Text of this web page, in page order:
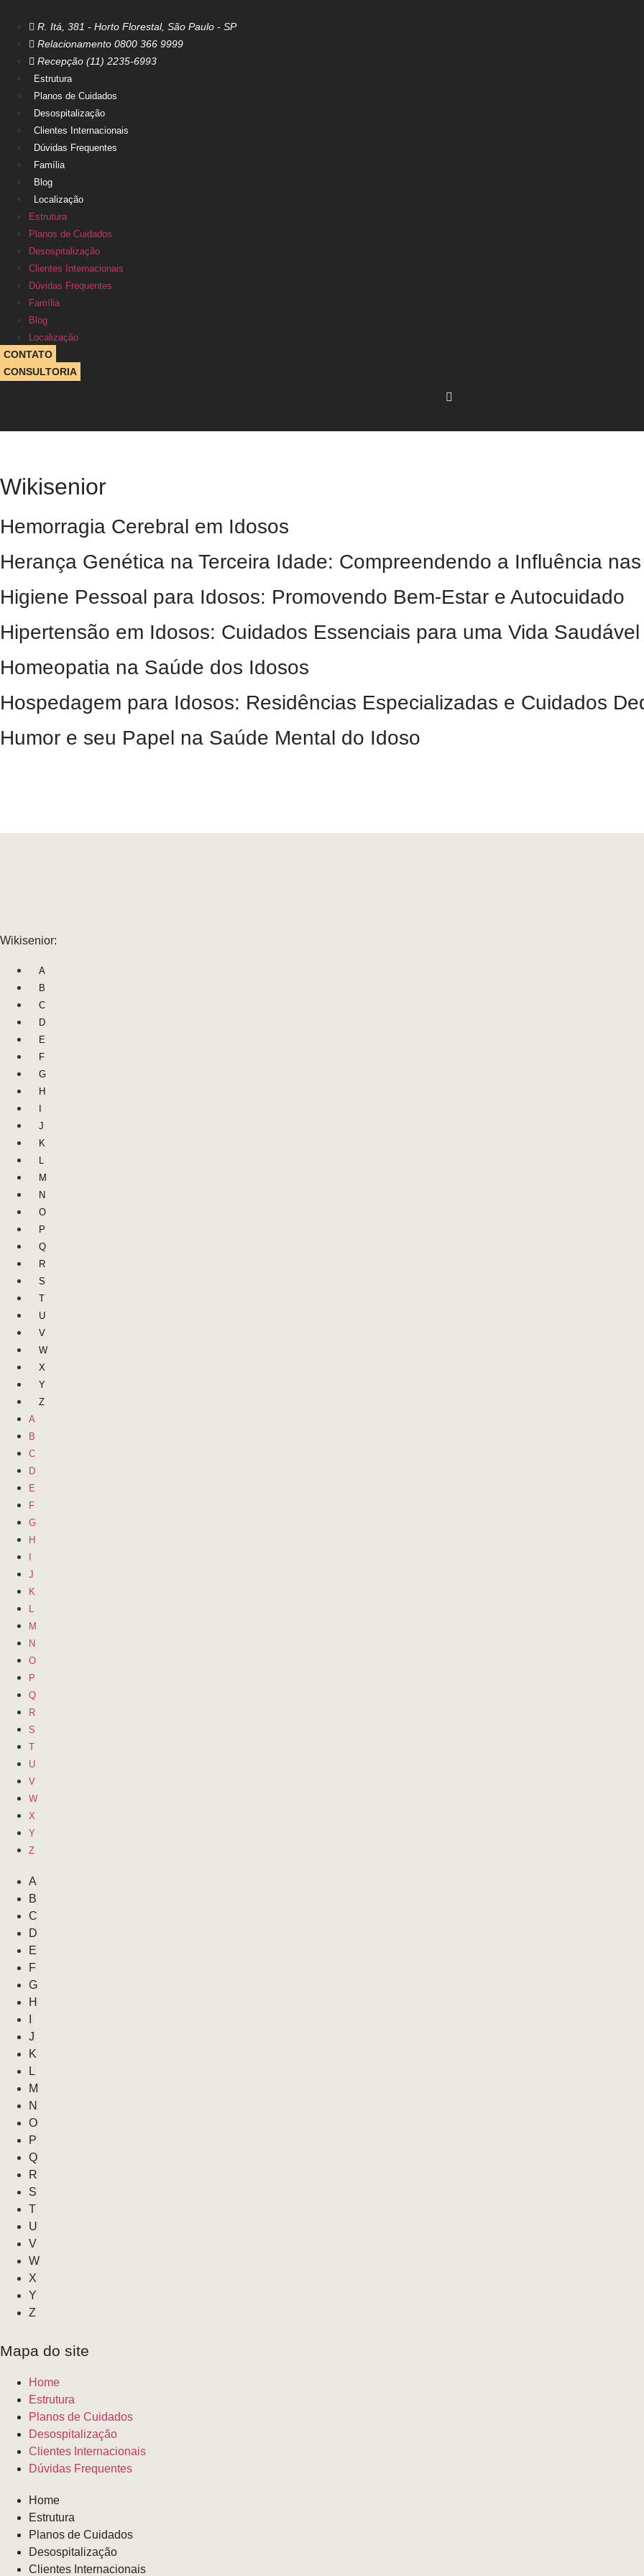
conteúdo
R. Itá, 381 - Horto Florestal, São Paulo - SP
Relacionamento 0800 366 9999
Recepção (11) 2235-6993
Estrutura
Planos de Cuidados
Desospitalização
Clientes Internacionais
Dúvidas Frequentes
Família
Blog
Localização
Estrutura
Planos de Cuidados
Desospitalização
Clientes Internacionais
Dúvidas Frequentes
Família
Blog
Localização
CONTATO
CONSULTORIA
Wikisenior
Hemorragia Cerebral em Idosos
Herança Genética na Terceira Idade: Compreendendo a Influência
Higiene Pessoal para Idosos: Promovendo Bem-Estar e Autocuidado
Hipertensão em Idosos: Cuidados Essenciais para uma Vida Saudável
Homeopatia na Saúde dos Idosos
Hospedagem para Idosos: Residências Especializadas e Cuidados
Humor e seu Papel na Saúde Mental do Idoso
Wikisenior:
A
B
C
D
E
F
G
H
J
K
L
M
N
O
P
Q
R
S
T
U
V
W
X
Y
Z
A
B
C
D
E
F
G
H
J
K
L
M
N
O
P
Q
R
S
T
U
V
W
X
Y
Z
A
B
C
D
E
F
G
H
J
K
L
M
N
O
P
Q
R
S
T
U
V
W
X
Y
Z
Mapa do site
Home
Estrutura
Planos de Cuidados
Desospitalização
Clientes Internacionais
Dúvidas Frequentes
Home
Estrutura
Planos de Cuidados
Desospitalização
Clientes Internacionais